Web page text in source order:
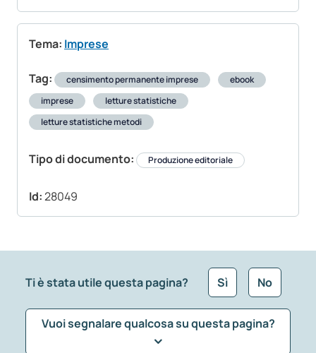
Tema: Imprese
Tag: censimento permanente imprese
ebook
imprese
letture statistiche
letture statistiche metodi
Tipo di documento: Produzione editoriale
Id:28049
Ti è stata utile questa pagina? Sì No
Vuoi segnalare qualcosa su questa pagina?